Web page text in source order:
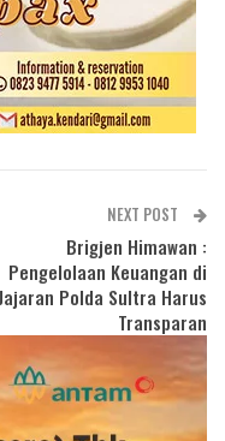
NEXT POST
Brigjen Himawan :
Pengelolaan Keuangan di
Polda Sultra Harus
Transparan